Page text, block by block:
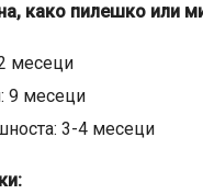
како пилешко или
месеци
9 месеци
3-4 месеци